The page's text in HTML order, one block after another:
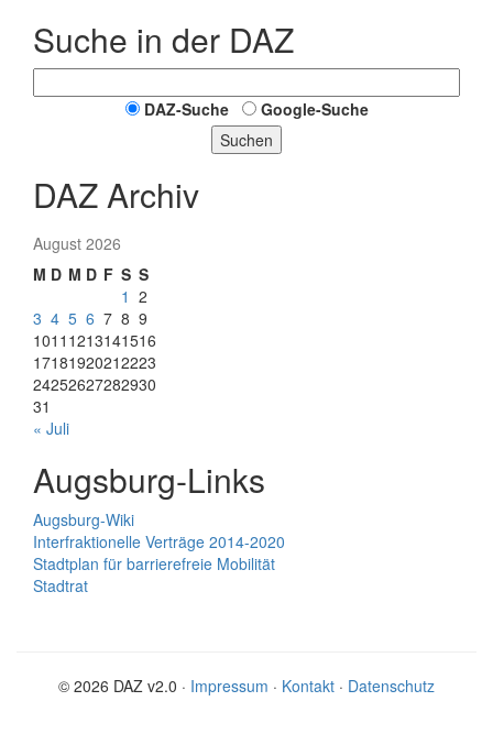
Suche in der DAZ
DAZ-Suche
Google-Suche
Suchen
DAZ Archiv
August 2026
M D M D F S S
1 2
3 4 5 6 7 8 9
1011 1213141516
17181920212223
24252627282930
31
« Juli
Augsburg-Links
Augsburg-Wiki
Interfraktionelle Verträge 2014-2020
Stadtplan für barrierefreie Mobilität
Stadtrat
© 2026 DAZ v2.0 · Impressum · Kontakt · Datenschutz